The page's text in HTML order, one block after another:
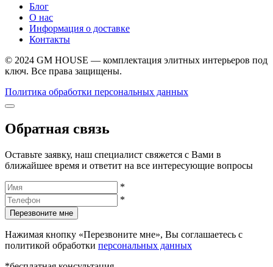
Блог
О нас
Информация о доставке
Контакты
© 2024 GM HOUSE — комплектация элитных интерьеров под
ключ. Все права защищены.
Политика обработки персональных данных
Обратная связь
Оставьте заявку, наш специалист свяжется с Вами в
ближайшее время и ответит на все интересующие вопросы
*
*
Перезвоните мне
Нажимая кнопку «Перезвоните мне», Вы соглашаетесь с
политикой обработки персональных данных